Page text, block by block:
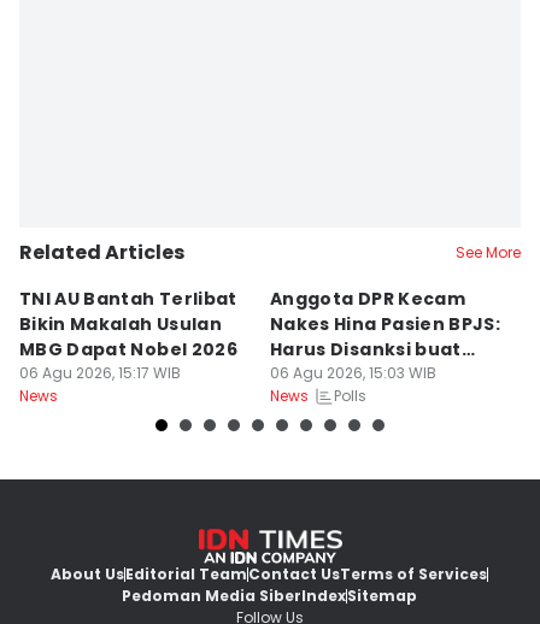
Related Articles See More
TNI AU Bantah Terlibat
Bikin Makalah Usulan
MBG Dapat Nobel 2026
06 Agu 2026, 15:17 WIB
News
Anggota DPR Kecam
Nakes Hina Pasien BPJS:
Harus Disanksi buat
Pelajaran
06 Agu 2026, 15:03 WIB
News
Polls
About UsEditorial TeamContact UsTerms of Services
Pedoman Media SiberIndexSitemap
Follow Us